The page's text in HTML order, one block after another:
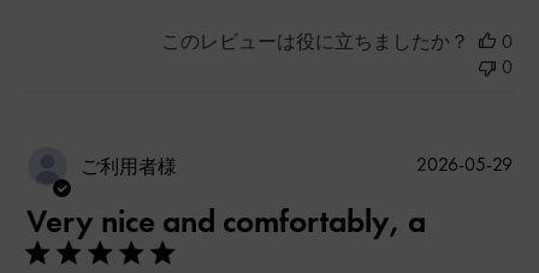
このレビューは役に立ちましたか？
0
0
ご利用者様
Very nice and comfortably, a
公
2026-05-29